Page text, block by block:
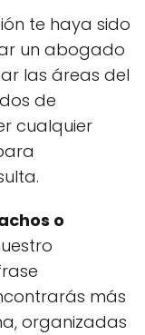
te haya sido
un abogado
las áreas del
de
cualquier
o
más
organizadas